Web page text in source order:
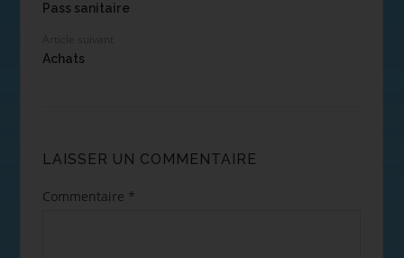
Pass sanitaire
Achats
LAISSER UN COMMENTAIRE
Commentaire *